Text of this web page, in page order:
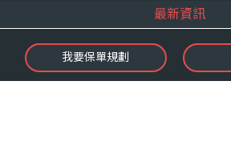
最新資訊
最新消息
錠嵂焦點
我要保單規劃